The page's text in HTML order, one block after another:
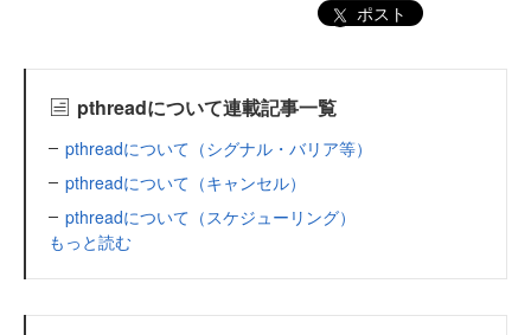
ポスト
pthreadについて連載記事一覧
pthreadについて（シグナル・バリア等）
pthreadについて（キャンセル）
pthreadについて（スケジューリング）
もっと読む